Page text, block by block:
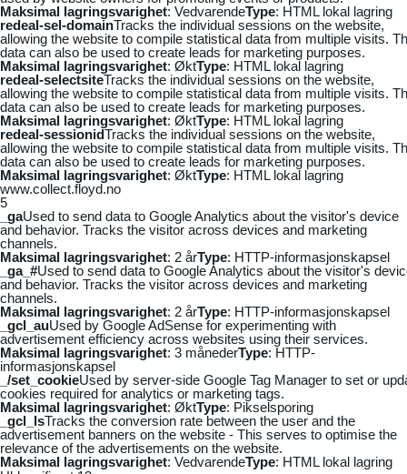
Maksimal lagringsvarighet: VedvarendeType: HTML lokal lagring
redeal-sel-domainTracks the individual sessions on the website,
allowing the website to compile statistical data from multiple visits.
data can also be used to create leads for marketing purposes.
Maksimal lagringsvarighet: ØktType: HTML lokal lagring
redeal-selectsiteTracks the individual sessions on the website,
allowing the website to compile statistical data from multiple visits.
data can also be used to create leads for marketing purposes.
Maksimal lagringsvarighet: ØktType: HTML lokal lagring
redeal-sessionidTracks the individual sessions on the website,
allowing the website to compile statistical data from multiple visits.
data can also be used to create leads for marketing purposes.
Maksimal lagringsvarighet: ØktType: HTML lokal lagring
www.collect.floyd.no
5
_gaUsed to send data to Google Analytics about the visitor's device
and behavior. Tracks the visitor across devices and marketing
channels.
Maksimal lagringsvarighet: 2 årType: HTTP-informasjonskapsel
_ga_#Used to send data to Google Analytics about the visitor's
and behavior. Tracks the visitor across devices and marketing
channels.
Maksimal lagringsvarighet: 2 årType: HTTP-informasjonskapsel
_gcl_auUsed by Google AdSense for experimenting with
advertisement efficiency across websites using their services.
Maksimal lagringsvarighet: 3 månederType: HTTP-
informasjonskapsel
_/set_cookieUsed by server-side Google Tag Manager to set or
cookies required for analytics or marketing tags.
Maksimal lagringsvarighet: ØktType: Pikselsporing
_gcl_lsTracks the conversion rate between the user and the
advertisement banners on the website - This serves to optimise the
relevance of the advertisements on the website.
Maksimal lagringsvarighet: VedvarendeType: HTML lokal lagring